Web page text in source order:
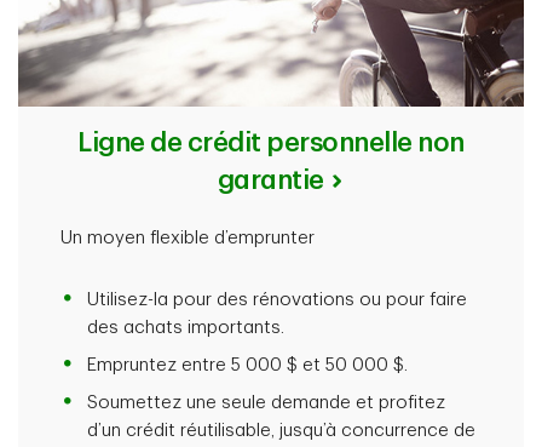
Ligne de crédit personnelle non
garantie
Un moyen flexible d’emprunter
Utilisez-la pour des rénovations ou pour faire
des achats importants.
Empruntez entre 5 000 $ et 50 000 $.
Soumettez une seule demande et profitez
d’un crédit réutilisable, jusqu’à concurrence de